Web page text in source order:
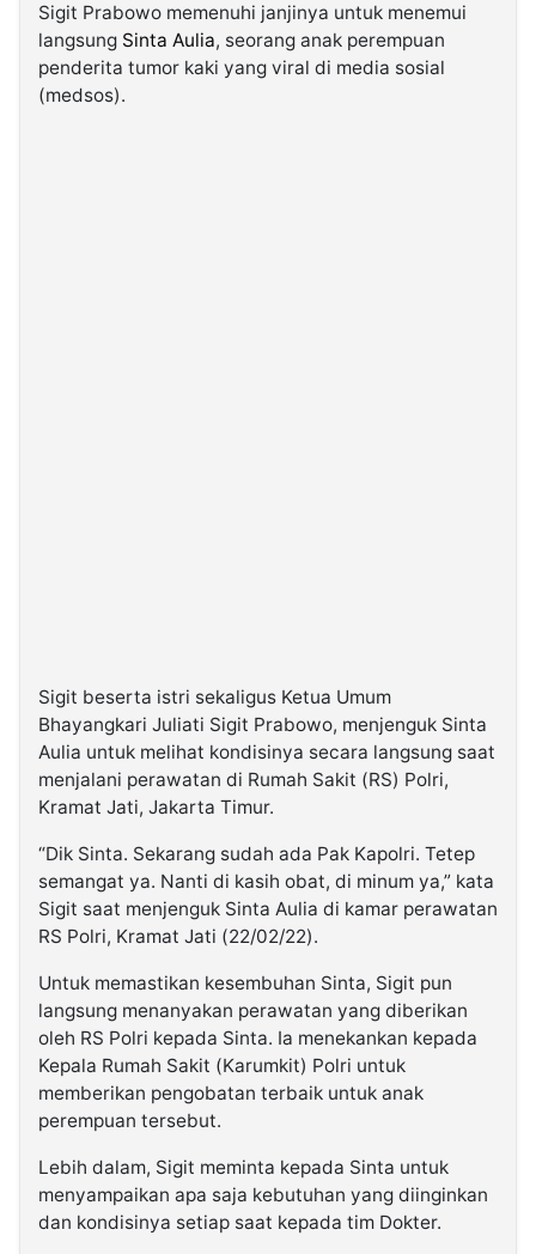
Kabarbaru.co
2026
Sigit Prabowo memenuhi janjinya untuk menemui
langsung Sinta Aulia, seorang anak perempuan
penderita tumor kaki yang viral di media sosial
(medsos).
Sigit beserta istri sekaligus Ketua Umum
Bhayangkari Juliati Sigit Prabowo, menjenguk Sinta
Aulia untuk melihat kondisinya secara langsung saat
menjalani perawatan di Rumah Sakit (RS) Polri,
Kramat Jati, Jakarta Timur.
“Dik Sinta. Sekarang sudah ada Pak Kapolri. Tetep
semangat ya. Nanti di kasih obat, di minum ya,” kata
Sigit saat menjenguk Sinta Aulia di kamar perawatan
RS Polri, Kramat Jati (22/02/22).
Untuk memastikan kesembuhan Sinta, Sigit pun
langsung menanyakan perawatan yang diberikan
oleh RS Polri kepada Sinta. Ia menekankan kepada
Kepala Rumah Sakit (Karumkit) Polri untuk
memberikan pengobatan terbaik untuk anak
perempuan tersebut.
Lebih dalam, Sigit meminta kepada Sinta untuk
menyampaikan apa saja kebutuhan yang diinginkan
dan kondisinya setiap saat kepada tim Dokter.